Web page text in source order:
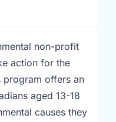
non-profit
action for the
program offers an
aged 13-18
causes they